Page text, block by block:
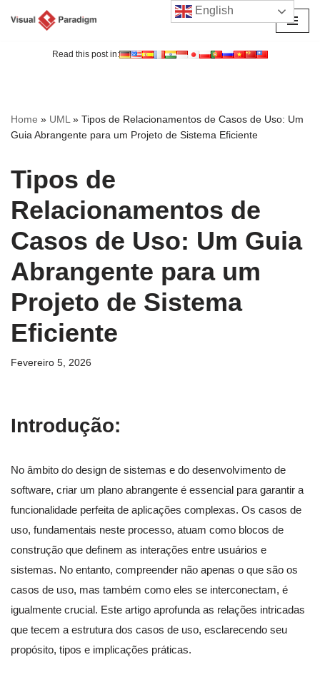
Read this post in:
Home » UML» Tipos de Relacionamentos de Casos de Uso: Um
Guia Abrangente para um Projeto de Sistema Eficiente
Tipos de
Relacionamentos de
Casos de Uso: Um Guia
Abrangente para um
Projeto de Sistema
Eficiente
Fevereiro 5, 2026
Introdução:
No âmbito do design de sistemas e do desenvolvimento de
software, criar um plano abrangente é essencial para garantir a
funcionalidade perfeita de aplicações complexas. Os casos de
uso, fundamentais neste processo, atuam como blocos de
construção que definem as interações entre usuários e
sistemas. No entanto, compreender não apenas o que são os
casos de uso, mas também como eles se interconectam, é
igualmente crucial. Este artigo aprofunda as relações intricadas
que tecem a estrutura dos casos de uso, esclarecendo seu
propósito, tipos e implicações práticas.
English